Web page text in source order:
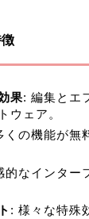
果: 編集とエ
ウェア。
くの機能が無
的なインター
: 様々な特殊